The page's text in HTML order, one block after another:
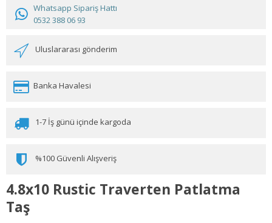
Whatsapp Sipariş Hattı
0532 388 06 93
Uluslararası gönderim
Banka Havalesi
1-7 İş günü içinde kargoda
%100 Güvenli Alışveriş
4.8x10 Rustic Traverten Patlatma
Taş